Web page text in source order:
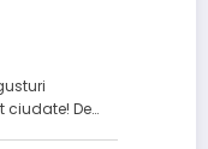
ciudate! De…